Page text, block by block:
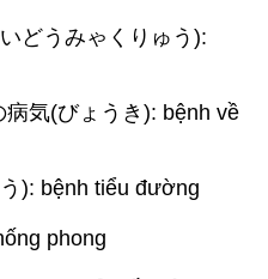
どうみゃくりゅう):
気(びょうき): bệnh về
): bệnh tiểu đường
phong